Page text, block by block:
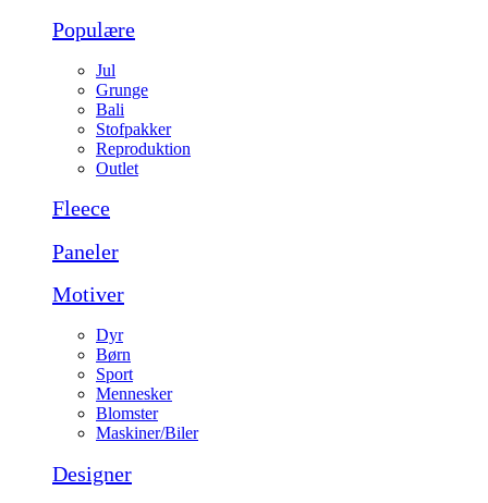
Populære
Jul
Grunge
Bali
Stofpakker
Reproduktion
Outlet
Fleece
Paneler
Motiver
Dyr
Børn
Sport
Mennesker
Blomster
Maskiner/Biler
Designer